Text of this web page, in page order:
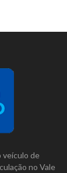
veículo de
no Vale